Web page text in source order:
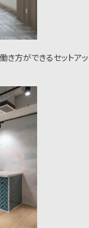
き方ができるセットアッ